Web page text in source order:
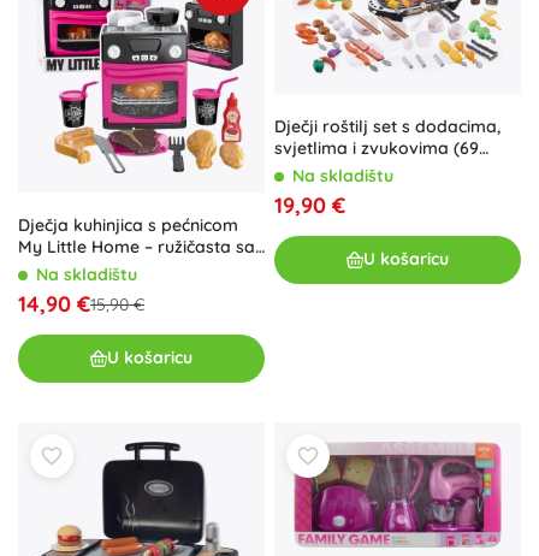
Dječja kuhinjica s pećnicom
My Little Home – ružičasta sa
svjetlima i zvukovima
Na skladištu
14,90 €15,90 €
U košaricu
Dječji roštilj set s dodacima,
svjetlima i zvukovima (69
dijelova)
Na skladištu
19,90 €
U košaricu